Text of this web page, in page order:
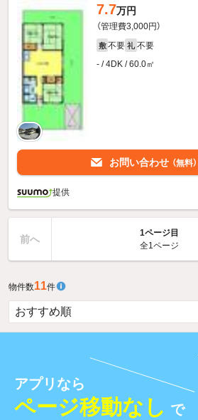
7.7万円
（管理費3,000円）
敷 不要 礼 不要
- / 4DK / 60.0㎡
お問い合わせ （無料）
提供
前へ
1ページ目
全1ページ
物件数11件
アプリなら
ページ移動なし で